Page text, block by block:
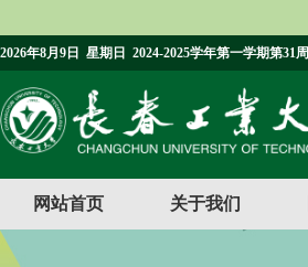
2026年8月9日 星期日 2024-2025学年第一学期第31周
网站首页 关于我们